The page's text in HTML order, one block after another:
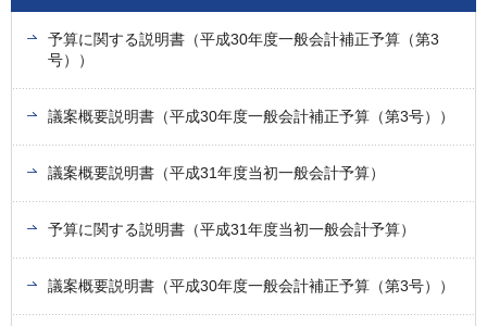
予算に関する説明書（平成30年度一般会計補正予算（第3
号））
議案概要説明書（平成30年度一般会計補正予算（第3号））
議案概要説明書（平成31年度当初一般会計予算）
予算に関する説明書（平成31年度当初一般会計予算）
議案概要説明書（平成30年度一般会計補正予算（第3号））